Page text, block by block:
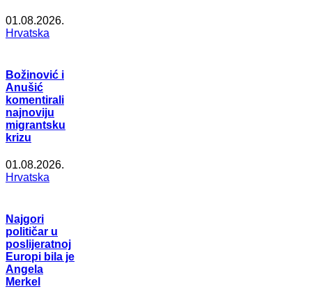
01.08.2026.
Hrvatska
Božinović i
Anušić
komentirali
najnoviju
migrantsku
krizu
01.08.2026.
Hrvatska
Najgori
političar u
poslijeratnoj
Europi bila je
Angela
Merkel